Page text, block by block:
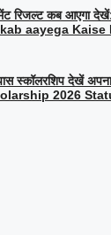
रिजल्ट कब आएगा
aayega Kaise
स्कॉलरशिप देखें
2026